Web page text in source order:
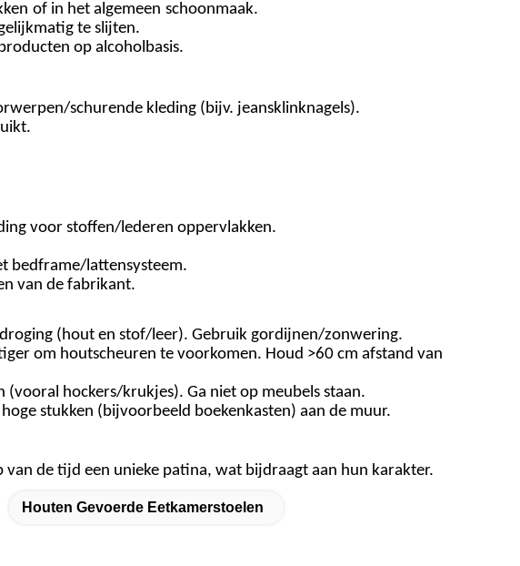
of in het algemeen schoonmaak.
te slijten.
op alcoholbasis.
schurende kleding (bijv. jeansklinknagels).
voor stoffen/lederen oppervlakken.
bedframe/lattensysteem.
van de fabrikant.
(hout en stof/leer). Gebruik gordijnen/zonwering.
om houtscheuren te voorkomen. Houd >60 cm afstand van
(vooral hockers/krukjes). Ga niet op meubels staan.
stukken (bijvoorbeeld boekenkasten) aan de muur.
de tijd een unieke patina, wat bijdraagt ​​aan hun karakter.
Houten Gevoerde Eetkamerstoelen